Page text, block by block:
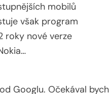
mobilů
však program
roky nové verze
Googlu. Očekával bych